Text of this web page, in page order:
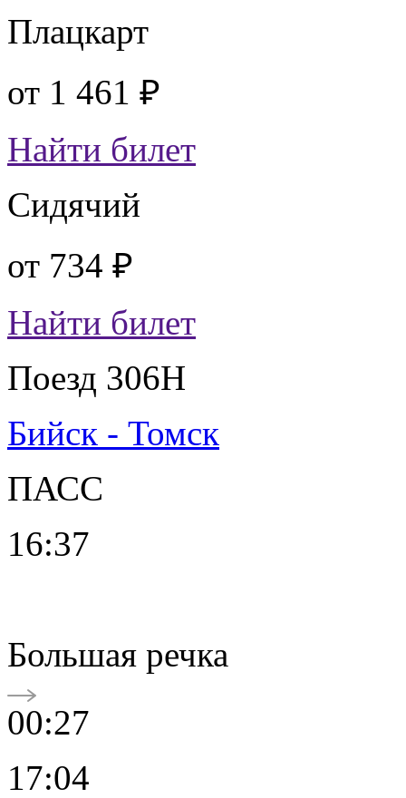
Плацкарт
от 1 461 ₽
Найти билет
Сидячий
от 734 ₽
Найти билет
Поезд 306Н
Бийск - Томск
ПАСС
16:37
Большая речка
00:27
17:04